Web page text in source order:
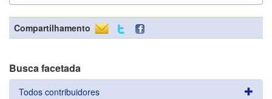
Compartilhamento
Busca facetada
Todos contribuidores